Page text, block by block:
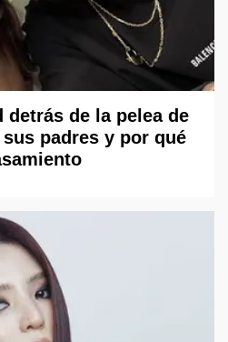
detrás de la pelea de
padres y por qué